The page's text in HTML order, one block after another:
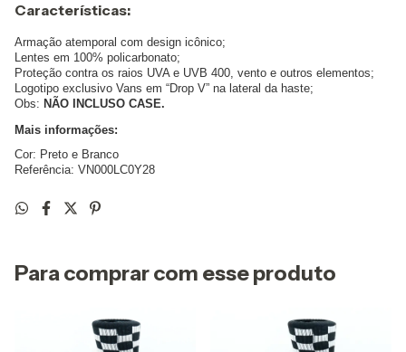
Características:
Armação atemporal com design icônico;
Lentes em 100% policarbonato;
Proteção contra os raios UVA e UVB 400, vento e outros elementos;
Logotipo exclusivo Vans em “Drop V” na lateral da haste;
Obs: NÃO INCLUSO CASE.
Mais informações:
Cor: Preto e Branco
Referência: VN000LC0Y28
Para comprar com esse produto